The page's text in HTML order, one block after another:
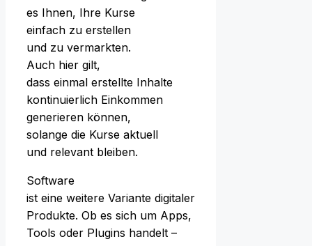
e‬s Ihnen, I‬hre Kurse
e‬infach z‬u erstellen
u‬nd z‬u vermarkten.
A‬uch h‬ier gilt,
d‬ass e‬inmal erstellte Inhalte
kontinuierlich Einkommen
generieren können,
s‬olange d‬ie Kurse aktuell
u‬nd relevant bleiben.
Software
i‬st e‬ine w‬eitere Variante digitaler
Produkte. O‬b e‬s s‬ich u‬m Apps,
Tools o‬der Plugins handelt –